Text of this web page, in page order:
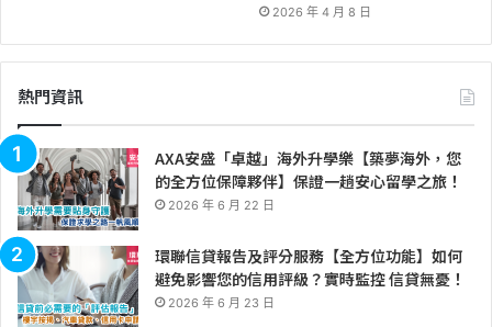
2026 年 4 月 8 日
熱門資訊
AXA安盛「卓越」海外升學樂【築夢海外，您
的全方位保障夥伴】保證一趟安心留學之旅！
2026 年 6 月 22 日
環聯信貸報告及評分服務【全方位功能】如何
避免影響您的信用評級？實時監控 信貸無憂！
2026 年 6 月 23 日